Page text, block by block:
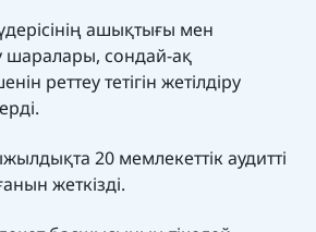
ашықтығы мен
шаралары, сондай-ақ
реттеу тетігін жетілдіру
20 мемлекеттік аудитті
жеткізді.